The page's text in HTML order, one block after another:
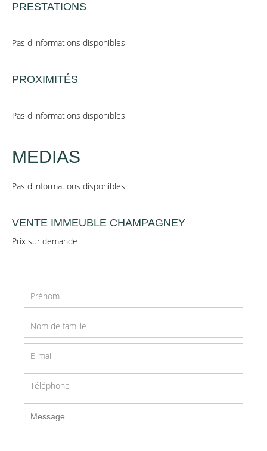
PRESTATIONS
Pas d'informations disponibles
PROXIMITÉS
Pas d'informations disponibles
MEDIAS
Pas d'informations disponibles
VENTE IMMEUBLE CHAMPAGNEY
Prix sur demande